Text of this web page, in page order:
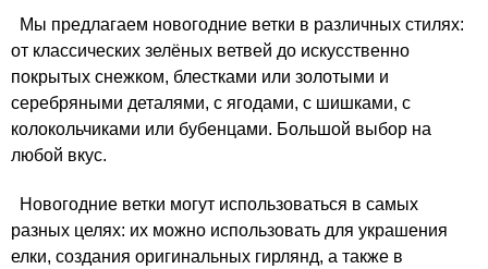
Мы предлагаем новогодние ветки в различных стилях:
от классических зелёных ветвей до искусственно
покрытых снежком, блестками или золотыми и
серебряными деталями, с ягодами, с шишками, с
колокольчиками или бубенцами. Большой выбор на
любой вкус.
Новогодние ветки могут использоваться в самых
разных целях: их можно использовать для украшения
елки, создания оригинальных гирлянд, а также в